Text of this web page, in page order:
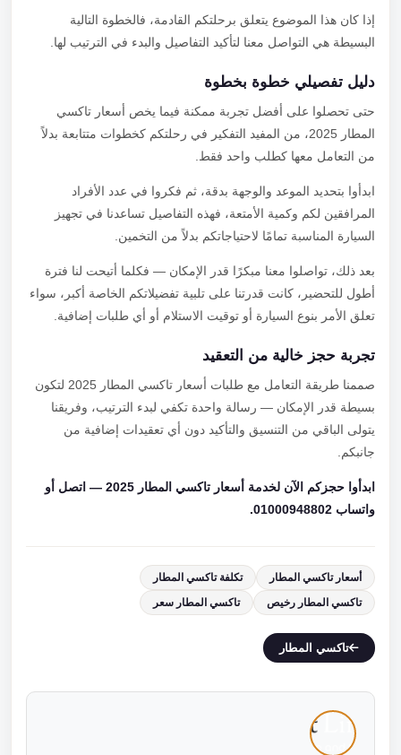
إذا كان هذا الموضوع يتعلق برحلتكم القادمة، فالخطوة التالية
البسيطة هي التواصل معنا لتأكيد التفاصيل والبدء في الترتيب لها.
دليل تفصيلي خطوة بخطوة
حتى تحصلوا على أفضل تجربة ممكنة فيما يخص أسعار تاكسي
المطار 2025، من المفيد التفكير في رحلتكم كخطوات متتابعة بدلاً
من التعامل معها كطلب واحد فقط.
ابدأوا بتحديد الموعد والوجهة بدقة، ثم فكروا في عدد الأفراد
المرافقين لكم وكمية الأمتعة، فهذه التفاصيل تساعدنا في تجهيز
السيارة المناسبة تمامًا لاحتياجاتكم بدلاً من التخمين.
بعد ذلك، تواصلوا معنا مبكرًا قدر الإمكان — فكلما أتيحت لنا فترة
أطول للتحضير، كانت قدرتنا على تلبية تفضيلاتكم الخاصة أكبر، سواء
تعلق الأمر بنوع السيارة أو توقيت الاستلام أو أي طلبات إضافية.
تجربة حجز خالية من التعقيد
صممنا طريقة التعامل مع طلبات أسعار تاكسي المطار 2025 لتكون
بسيطة قدر الإمكان — رسالة واحدة تكفي لبدء الترتيب، وفريقنا
يتولى الباقي من التنسيق والتأكيد دون أي تعقيدات إضافية من
جانبكم.
ابدأوا حجزكم الآن لخدمة أسعار تاكسي المطار 2025 — اتصل أو
واتساب 01000948802.
أسعار تاكسي المطار
تكلفة تاكسي المطار
تاكسي المطار رخيص
تاكسي المطار سعر
تاكسي المطار